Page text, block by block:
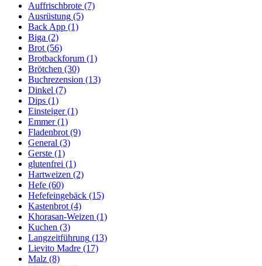
Auffrischbrote (7)
Ausrüstung (5)
Back App (1)
Biga (2)
Brot (56)
Brotbackforum (1)
Brötchen (30)
Buchrezension (13)
Dinkel (7)
Dips (1)
Einsteiger(1)
Emmer(1)
Fladenbrot (9)
General (3)
Gerste (1)
glutenfrei (1)
Hartweizen (2)
Hefe (60)
Hefefeingebäck (15)
Kastenbrot (4)
Khorasan-Weizen (1)
Kuchen (3)
Langzeitführung (13)
Lievito Madre (17)
Malz (8)